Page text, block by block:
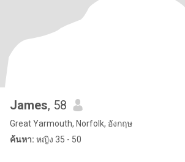
James, 58
Great Yarmouth, Norfolk, อังกฤษ
ค้นหา: หญิง 35 - 50